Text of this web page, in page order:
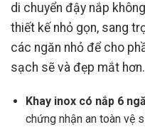
di chuyển đậy nắp
thiết kế nhỏ gọn, sang
các ngăn nhỏ để cho
sạch sẽ và đẹp mắt hơn.
Khay inox có nắp 6
chứng nhận an toàn vệ